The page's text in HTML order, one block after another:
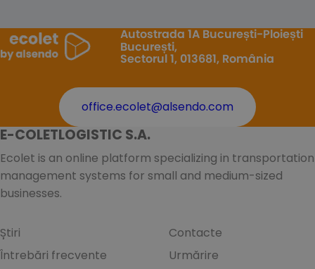
Autostrada 1A București-Ploiești
București,
Sectorul 1, 013681, România
office.ecolet@alsendo.com
E-COLETLOGISTIC S.A.
Ecolet is an online platform specializing in transportation
management systems for small and medium-sized
businesses.
Știri
Întrebări frecvente
Contacte
Urmărire